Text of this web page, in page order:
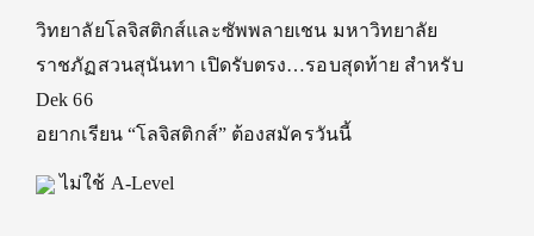
วิทยาลัยโลจิสติกส์และซัพพลายเชน มหาวิทยาลัย
ราชภัฏสวนสุนันทา เปิดรับตรง…รอบสุดท้าย สำหรับ
Dek 66
อยากเรียน “โลจิสติกส์” ต้องสมัครวันนี้
ไม่ใช้ A-Level